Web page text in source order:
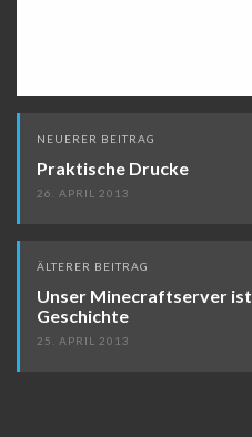
Beitragsnavigation
NEUERER BEITRAG
Praktische Drucke
26. APRIL 2013
ÄLTERER BEITRAG
Unser Minecraftserver ist
Geschichte
25. APRIL 2013